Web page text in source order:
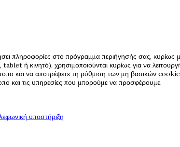
πληροφορίες στο πρόγραμμα περιήγησής σας,
ή κινητό), χρησιμοποιούνται κυρίως για να
και να αποτρέψετε τη ρύθμιση των μη βασικών
και τις υπηρεσίες που μπορούμε να προσφέρουμε.
υποστήριξη